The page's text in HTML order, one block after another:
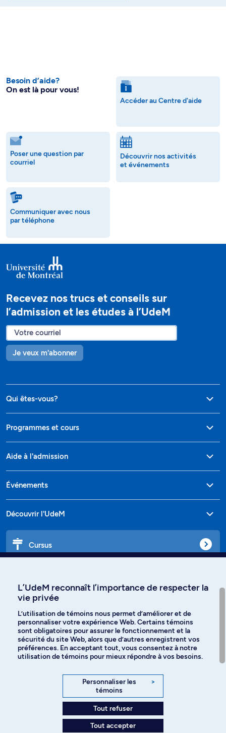
Besoin d’aide?
On est là pour vous!
Accéder au Centre d'aide
Poser une question par
courriel
Découvrir nos activités
et événements
Communiquer avec nous
par téléphone
Recevez nos trucs et conseils sur
l’admission et les études à l’UdeM
Je veux m'abonner
Qui êtes-vous?
Programmes et cours
Aide à l'admission
Événements
Découvrir l'UdeM
Cursus
Langues
Facebook Instagram
YouTube
L’UdeM reconnaît l’importance de respecter la
vie privée
L’utilisation de témoins nous permet d’améliorer et de
personnaliser votre expérience Web. Certains témoins
sont obligatoires pour assurer le fonctionnement et la
sécurité du site Web, alors que d’autres enregistrent vos
préférences. En acceptant tout, vous consentez à notre
utilisation de témoins pour mieux répondre à vos besoins.
Personnaliser les
témoins
>
Tout refuser
Tout accepter